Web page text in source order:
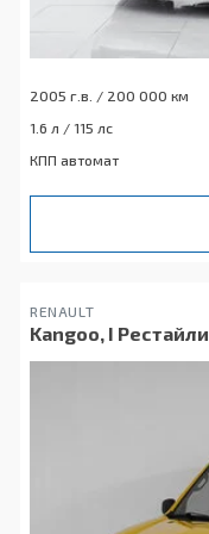
2005 г.в. / 200 000 км
1.6 л / 115 лс
КПП автомат
RENAULT
Kangoo, I